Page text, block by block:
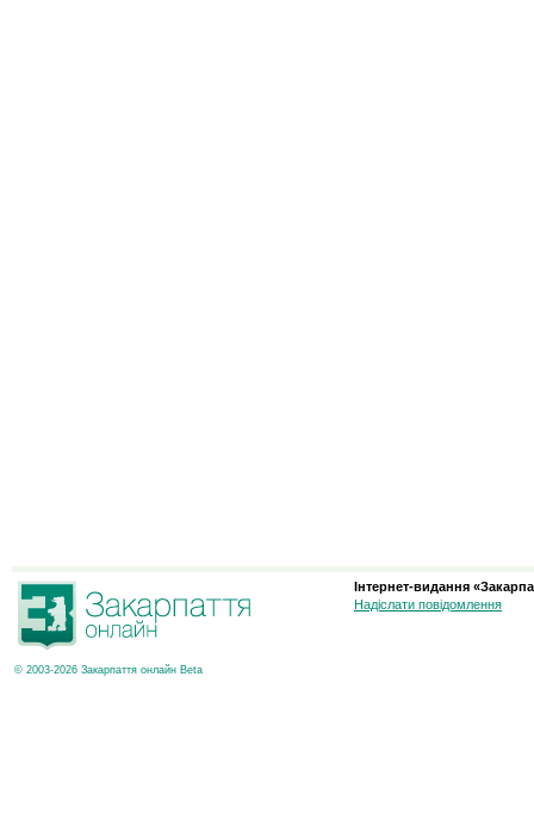
© 2003-2026 Закарпаття онлайн Beta
Інтернет-видання
Надіслати повідомлення